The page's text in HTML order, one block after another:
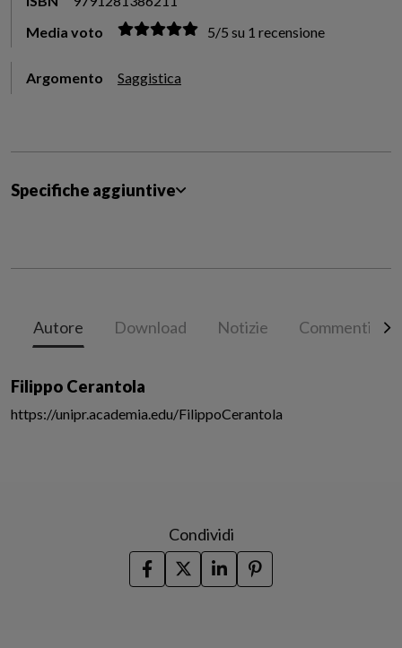
Media voto
5/5 su 1 recensione
Argomento Saggistica
Specifiche aggiuntive
Autore Download Notizie Commenti
Filippo Cerantola
https://unipr.academia.edu/FilippoCerantola
Condividi